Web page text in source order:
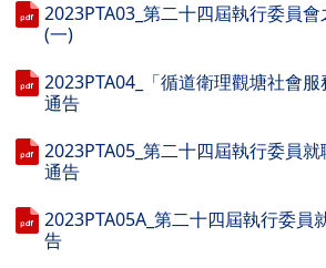
2023PTA03_第二十四屆執行委員
(一)
2023PTA04_「循道衛理觀塘社會
通告
2023PTA05_第二十四屆執行委員
通告
2023PTA05A_第二十四屆執行委員
告